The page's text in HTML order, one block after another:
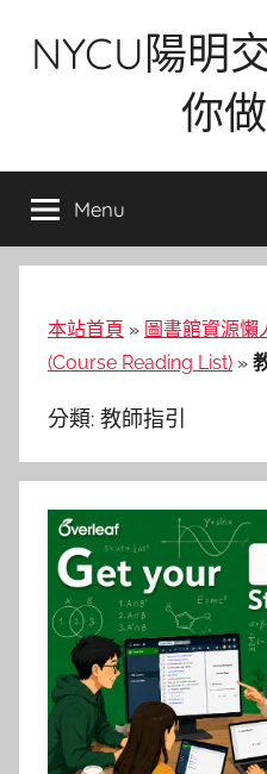
NYCU陽明
你
Menu
本站首頁 » 圖書館資源懶
(Course Reading List) »
分類: 教師指引